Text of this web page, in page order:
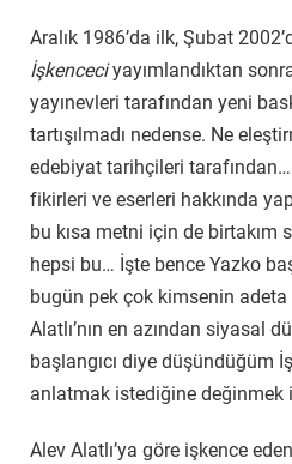
Aralık 1986’da ilk, Şubat
İşkenceciyayımlandıktan
yayınevleri tarafından yeni
tartışılmadı nedense. Ne
edebiyat tarihçileri
fikirleri ve eserleri hakkında
bu kısa metni için de birtakım
hepsi bu… İşte bence Yazko
bugün pek çok kimsenin adeta
Alatlı’nın en azından siyasal
başlangıcı diye düşündüğüm
anlatmak istediğine değinmek
Alev Alatlı’ya göre işkence